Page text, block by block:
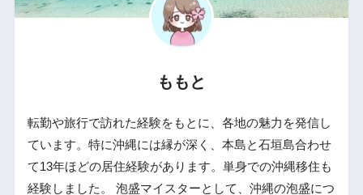
ももと
転勤や旅行で訪れた経験をもとに、各地の魅力を発信し
ています。特に沖縄には縁が深く、本島と石垣島合わせ
て13年ほどの居住経験があります。単身での沖縄移住も
経験しました。 泡盛マイスターとして、沖縄の泡盛につ